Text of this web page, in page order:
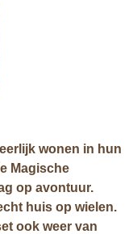
wonen in hun
Magische
op avontuur.
huis op wielen.
ook weer van